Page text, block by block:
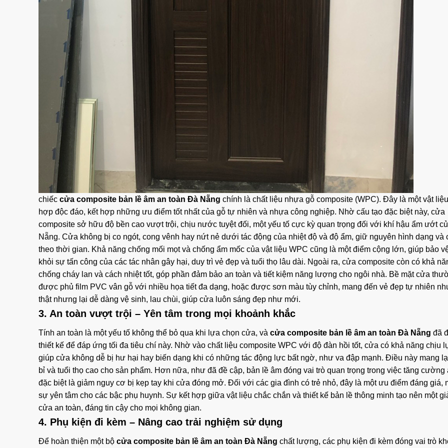
chiếc cửa composite bản lề âm an toàn Đà Nẵng chính là chất liệu nhựa gỗ composite (WPC). Đây là một vật
hợp độc đáo, kết hợp những ưu điểm tốt nhất của gỗ tự nhiên và nhựa công nghiệp. Nhờ cấu tạo đặc biệt này, cửa
composite sở hữu độ bền cao vượt trội, chịu nước tuyệt đối, một yếu tố cực kỳ quan trọng đối với khí hậu ẩm ướt
Nẵng. Cửa không bị co ngót, cong vênh hay nứt nẻ dưới tác động của nhiệt độ và độ ẩm, giữ nguyên hình dạng và
theo thời gian. Khả năng chống mối mọt và chống ẩm mốc của vật liệu WPC cũng là một điểm cộng lớn, giúp bảo
khỏi sự tấn công của các tác nhân gây hại, duy trì vẻ đẹp và tuổi thọ lâu dài. Ngoài ra, cửa composite còn có khả
chống cháy lan và cách nhiệt tốt, góp phần đảm bảo an toàn và tiết kiệm năng lượng cho ngôi nhà. Bề mặt cửa
được phủ film PVC vân gỗ với nhiều họa tiết đa dạng, hoặc được sơn màu tùy chỉnh, mang đến vẻ đẹp tự nhiên
thật nhưng lại dễ dàng vệ sinh, lau chùi, giúp cửa luôn sáng đẹp như mới.
3. An toàn vượt trội – Yên tâm trong mọi khoảnh khắc
Tính an toàn là một yếu tố không thể bỏ qua khi lựa chọn cửa, và cửa composite bản lề âm an toàn Đà Nẵng đã
thiết kế để đáp ứng tối đa tiêu chí này. Nhờ vào chất liệu composite WPC với độ đàn hồi tốt, cửa có khả năng chịu
giúp cửa không dễ bị hư hại hay biến dạng khi có những tác động lực bất ngờ, như va đập mạnh. Điều này mang
bỉ và tuổi thọ cao cho sản phẩm. Hơn nữa, như đã đề cập, bản lề âm đóng vai trò quan trọng trong việc tăng cường
đặc biệt là giảm nguy cơ bị kẹp tay khi cửa đóng mở. Đối với các gia đình có trẻ nhỏ, đây là một ưu điểm đáng giá,
sự yên tâm cho các bậc phụ huynh. Sự kết hợp giữa vật liệu chắc chắn và thiết kế bản lề thông minh tạo nên một
cửa an toàn, đáng tin cậy cho mọi không gian.
4. Phụ kiện đi kèm – Nâng cao trải nghiệm sử dụng
Để hoàn thiện một bộ cửa composite bản lề âm an toàn Đà Nẵng chất lượng, các phụ kiện đi kèm đóng vai trò